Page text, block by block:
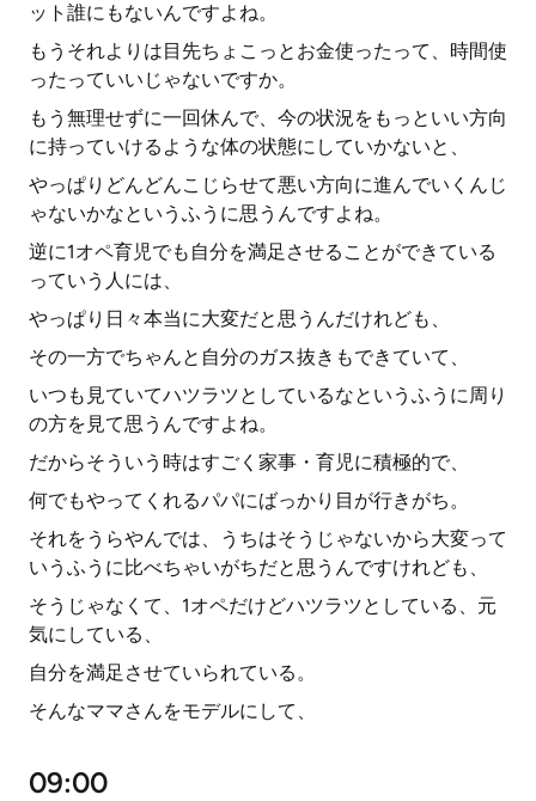
ット誰にもないんですよね。
もうそれよりは目先ちょこっとお金使ったって、時間使
ったっていいじゃないですか。
もう無理せずに一回休んで、今の状況をもっといい方向
に持っていけるような体の状態にしていかないと、
やっぱりどんどんこじらせて悪い方向に進んでいくんじ
ゃないかなというふうに思うんですよね。
逆に1オペ育児でも自分を満足させることができている
っていう人には、
やっぱり日々本当に大変だと思うんだけれども、
その一方でちゃんと自分のガス抜きもできていて、
いつも見ていてハツラツとしているなというふうに周り
の方を見て思うんですよね。
だからそういう時はすごく家事・育児に積極的で、
何でもやってくれるパパにばっかり目が行きがち。
それをうらやんでは、うちはそうじゃないから大変って
いうふうに比べちゃいがちだと思うんですけれども、
そうじゃなくて、1オペだけどハツラツとしている、元
気にしている、
自分を満足させていられている。
そんなママさんをモデルにして、
09:00